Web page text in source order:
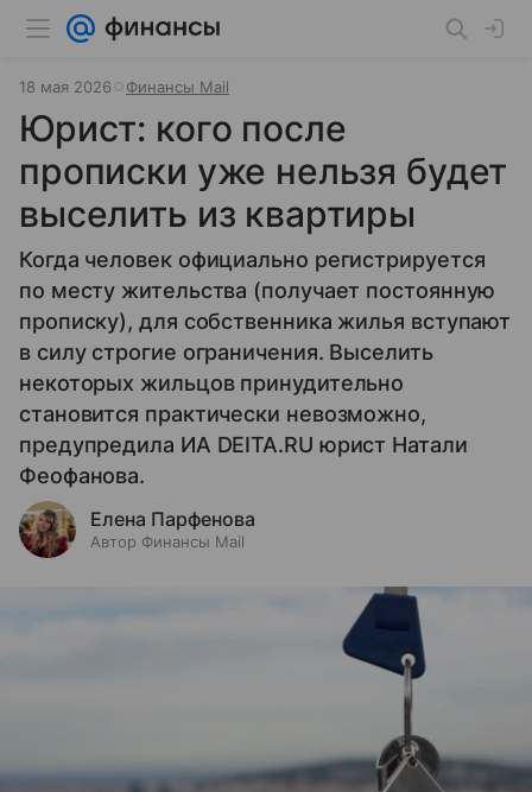
18 мая 2026 Финансы Mail
Юрист: кого после
прописки уже нельзя будет
выселить из квартиры
Когда человек официально регистрируется
по месту жительства (получает постоянную
прописку), для собственника жилья вступают
в силу строгие ограничения. Выселить
некоторых жильцов принудительно
становится практически невозможно,
предупредила ИА DEITA.RU юрист Натали
Феофанова.
Елена Парфенова
Автор Финансы Mail